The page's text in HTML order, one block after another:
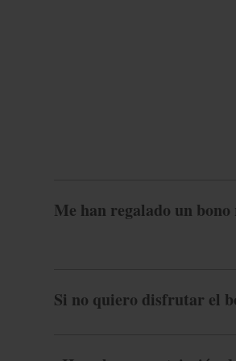
Me han regalado un
Si no quiero disfrutar el